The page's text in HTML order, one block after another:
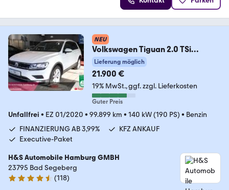
NEU
Volkswagen Tiguan 2.0 TSi
4Motion Standheizung*
Lieferung möglich
21.900 €
19% MwSt. ggf. zzgl. Lieferkosten
Guter Preis
Unfallfrei • EZ 01/2020 • 99.899 km • 140 kW (190 PS) • Benzin
FINANZIERUNG AB 3,99%
KFZ ANKAUF
Executive-Paket
H&S Automobile Hamburg GMBH
23795 Bad Segeberg
4.6 Sterne
(118)